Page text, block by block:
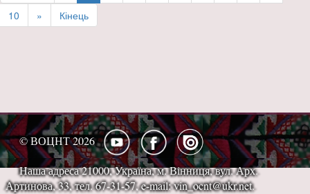
10
» Кінець
© ВОЦНТ 2026
Наша адреса 21000, Україна, м. Вінниця, вул. Арх.
Артинова, 33, тел. 67-31-57, e-mail: vin_ocnt@ukr.net.